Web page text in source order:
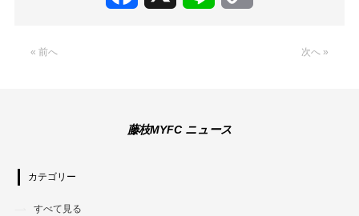
« 前へ 次へ »
藤枝MYFC ニュース
カテゴリー
すべて見る